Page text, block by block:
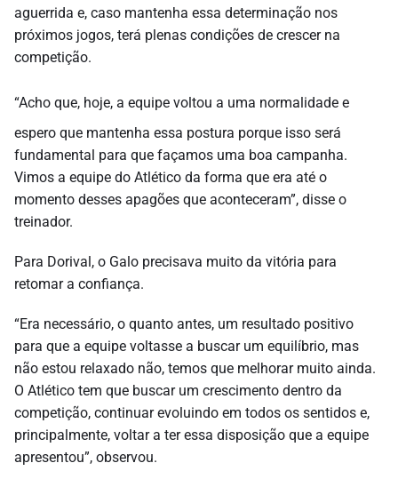
aguerrida e, caso mantenha essa determinação nos
próximos jogos, terá plenas condições de crescer na
competição.
“Acho que, hoje, a equipe voltou a uma normalidade e
espero que mantenha essa postura porque isso será
fundamental para que façamos uma boa campanha.
Vimos a equipe do Atlético da forma que era até o
momento desses apagões que aconteceram”, disse o
treinador.
Para Dorival, o Galo precisava muito da vitória para
retomar a confiança.
“Era necessário, o quanto antes, um resultado positivo
para que a equipe voltasse a buscar um equilíbrio, mas
não estou relaxado não, temos que melhorar muito ainda.
O Atlético tem que buscar um crescimento dentro da
competição, continuar evoluindo em todos os sentidos e,
principalmente, voltar a ter essa disposição que a equipe
apresentou”, observou.